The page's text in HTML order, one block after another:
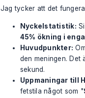
Jag tycker att det
Nyckelstatistik:
45% ökning i
Huvudpunkter:
den meningen. Det
sekund.
Uppmaningar till
fetstila något som "